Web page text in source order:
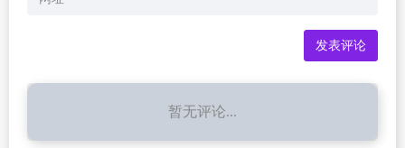
暂无评论...